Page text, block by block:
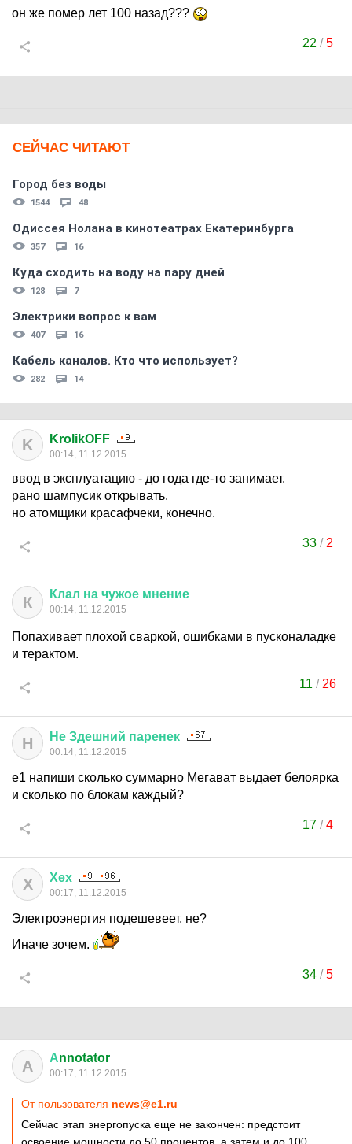
он же помер лет 100 назад???
22 /5
СЕЙЧАС ЧИТАЮТ
Город без воды
1544 48
Одиссея Нолана в кинотеатрах Екатеринбурга
357 16
Куда сходить на воду на пару дней
128 7
Электрики вопрос к вам
407 16
Кабель каналов. Кто что использует?
282 14
K KrolikOFF
00:14, 11.12.2015
ввод в эксплуатацию - до года где-то занимает.
рано шампусик открывать.
но атомщики красафчеки, конечно.
33 / 2
К Клал на чужое мнение
00:14, 11.12.2015
Попахивает плохой сваркой, ошибками в пусконаладке
и терактом.
11 / 26
Н Не Здешний паренек
00:14, 11.12.2015
е1 напиши сколько суммарно Мегават выдает белоярка
и сколько по блокам каждый?
17 /4
Х Хех
00:17, 11.12.2015
Электроэнергия подешевеет, не?
Иначе зочем.
34 /5
А Аnnotator
00:17, 11.12.2015
От пользователя news@e1.ru
Сейчас этап энергопуска еще не закончен: предстоит